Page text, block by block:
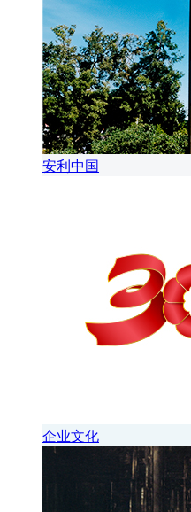
安利中国
企业文化